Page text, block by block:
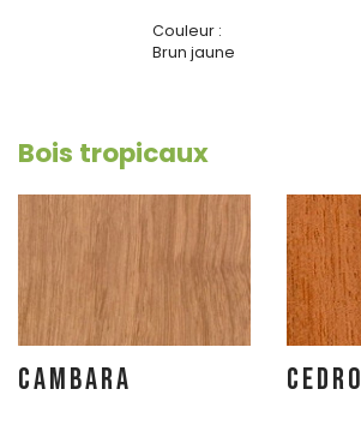
Couleur :
Brun jaune
Bois tropicaux
CAMBARA CEDRO